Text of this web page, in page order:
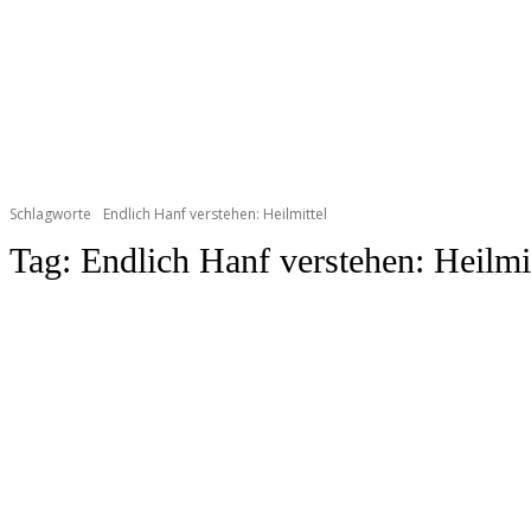
Schlagworte Endlich Hanf verstehen: Heilmittel
Tag: Endlich Hanf verstehen: